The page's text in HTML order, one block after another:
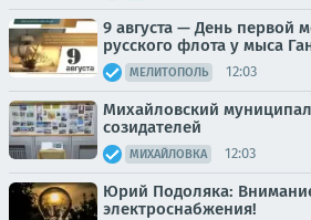
9 августа — День первой
русского флота у мыса
МЕЛИТОПОЛЬ 12:03
Михайловский
созидателей
МИХАЙЛОВКА 12:03
Юрий Подоляка:
электроснабжения!